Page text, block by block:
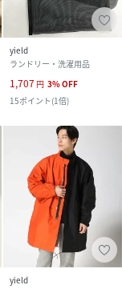
yield
ランドリー・洗濯用品
1,707 円 3%OFF
15ポイント(1倍)
yield